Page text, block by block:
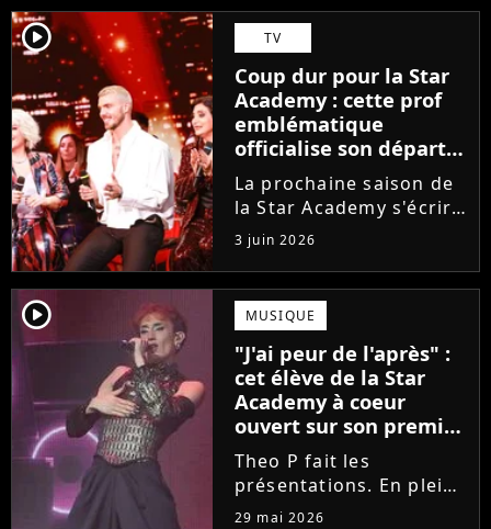
player2 TV
Coup dur pour la Star
Academy : cette prof
emblématique
officialise son départ,
"Ça devenait assez
compliqué"
La prochaine saison de
la Star Academy s'écrira
avec une nouvelle
recrue dans ses rangs.
Coach d'expression
scénique de l'émission,
Marlène Schaff ne
rempilera pas à la table
des professeurs...
3 juin 2026
player2 MUSIQUE
"J'ai peur de l'après" :
cet élève de la Star
Academy à coeur
ouvert sur son premier
single intime
Theo P fait les
présentations. En pleine
tournée, l'élève de la
29 mai 2026